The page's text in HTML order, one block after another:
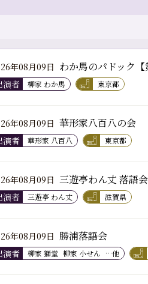
年08月09日 わか馬のパドック【
演者 柳家 わか馬 東京都
年08月09日 華形家八百八の会
演者 華形家 八百八 東京都
年08月09日 三遊亭わん丈 落語会
演者 三遊亭 わん丈 滋賀県
年08月09日 勝浦落語会
演者 柳家 獅堂 柳家 小せん …他